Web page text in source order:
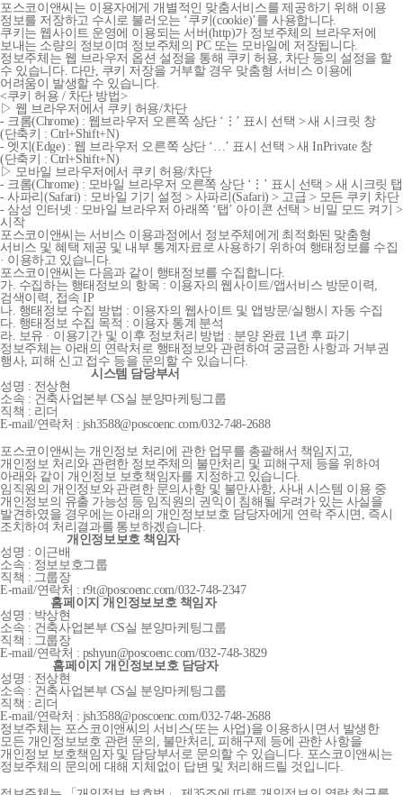
포스코이앤씨는 이용자에게 개별적인 맞춤서비스를 제공하기 위해 이용
정보를 저장하고 수시로 불러오는 ‘쿠키(cookie)’를 사용합니다.
쿠키는 웹사이트 운영에 이용되는 서버(http)가 정보주체의 브라우저에
보내는 소량의 정보이며 정보주체의 PC 또는 모바일에 저장됩니다.
정보주체는 웹 브라우저 옵션 설정을 통해 쿠키 허용, 차단 등의 설정을 할
수 있습니다. 다만, 쿠키 저장을 거부할 경우 맞춤형 서비스 이용에
어려움이 발생할 수 있습니다.
<쿠키 허용 / 차단 방법>
▷ 웹 브라우저에서 쿠키 허용/차단
- 크롬(Chrome) : 웹브라우저 오른쪽 상단 ‘⋮’ 표시 선택 > 새 시크릿 창
(단축키 : Ctrl+Shift+N)
- 엣지(Edge) : 웹 브라우저 오른쪽 상단 ‘…’ 표시 선택 > 새 InPrivate 창
(단축키 : Ctrl+Shift+N)
▷ 모바일 브라우저에서 쿠키 허용/차단
- 크롬(Chrome) : 모바일 브라우저 오른쪽 상단 ‘⋮’ 표시 선택 > 새 시크릿 탭
- 사파리(Safari) : 모바일 기기 설정 > 사파리(Safari) > 고급 > 모든 쿠키 차단
- 삼성 인터넷 : 모바일 브라우저 아래쪽 ‘탭’ 아이콘 선택 > 비밀 모드 켜기 >
시작
포스코이앤씨는 서비스 이용과정에서 정보주체에게 최적화된 맞춤형
서비스 및 혜택 제공 및 내부 통계자료로 사용하기 위하여 행태정보를 수집
· 이용하고 있습니다.
포스코이앤씨는 다음과 같이 행태정보를 수집합니다.
가. 수집하는 행태정보의 항목 : 이용자의 웹사이트/앱서비스 방문이력,
검색이력, 접속 IP
나. 행태정보 수집 방법 : 이용자의 웹사이트 및 앱방문/실행시 자동 수집
다. 행태정보 수집 목적 : 이용자 통계 분석
라. 보유 · 이용기간 및 이후 정보처리 방법 : 분양 완료 1년 후 파기
정보주체는 아래의 연락처로 행태정보와 관련하여 궁금한 사항과 거부권
행사, 피해 신고 접수 등을 문의할 수 있습니다.
시스템 담당부서
성명 : 전상현
소속 : 건축사업본부 CS실 분양마케팅그룹
직책 : 리더
E-mail/연락처 : jsh3588@poscoenc.com/032-748-2688
포스코이앤씨는 개인정보 처리에 관한 업무를 총괄해서 책임지고,
개인정보 처리와 관련한 정보주체의 불만처리 및 피해구제 등을 위하여
아래와 같이 개인정보 보호책임자를 지정하고 있습니다.
임직원의 개인정보와 관련한 문의사항 및 불만사항, 사내 시스템 이용 중
개인정보의 유출 가능성 등 임직원의 권익이 침해될 우려가 있는 사실을
발견하였을 경우에는 아래의 개인정보보호 담당자에게 연락 주시면, 즉시
조치하여 처리결과를 통보하겠습니다.
개인정보보호 책임자
성명 : 이근배
소속 : 정보보호그룹
직책 : 그룹장
E-mail/연락처 : r9t@poscoenc.com/032-748-2347
홈페이지 개인정보보호 책임자
성명 : 박상현
소속 : 건축사업본부 CS실 분양마케팅그룹
직책 : 그룹장
E-mail/연락처 : pshyun@poscoenc.com/032-748-3829
홈페이지 개인정보보호 담당자
성명 : 전상현
소속 : 건축사업본부 CS실 분양마케팅그룹
직책 : 리더
E-mail/연락처 : jsh3588@poscoenc.com/032-748-2688
정보주체는 포스코이앤씨의 서비스(또는 사업)을 이용하시면서 발생한
모든 개인정보보호 관련 문의, 불만처리, 피해구제 등에 관한 사항을
개인정보 보호책임자 및 담당부서로 문의할 수 있습니다. 포스코이앤씨는
정보주체의 문의에 대해 지체없이 답변 및 처리해드릴 것입니다.